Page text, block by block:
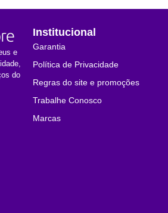
e
do
Institucional
Garantia
Política de Privacidade
Regras do site e promoções
Trabalhe Conosco
Marcas